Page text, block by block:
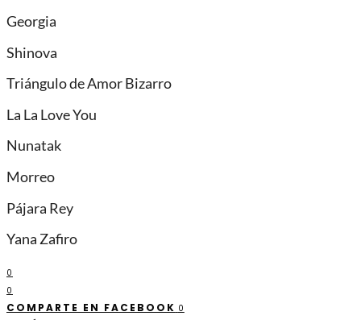
Georgia
Shinova
Triángulo de Amor Bizarro
La La Love You
Nunatak
Morreo
Pájara Rey
Yana Zafiro
0
0
COMPARTE EN FACEBOOK 0